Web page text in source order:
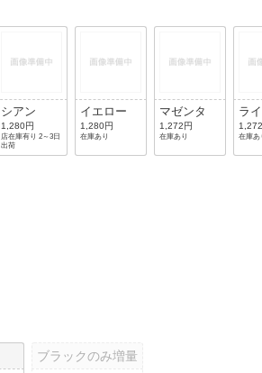
シアン
1,280円
店在庫有り 2～3日
出荷
イエロー
1,280円
在庫あり
マゼンタ
1,272円
在庫あり
ラ
ンタ
在庫あ
ブラックのみ増量